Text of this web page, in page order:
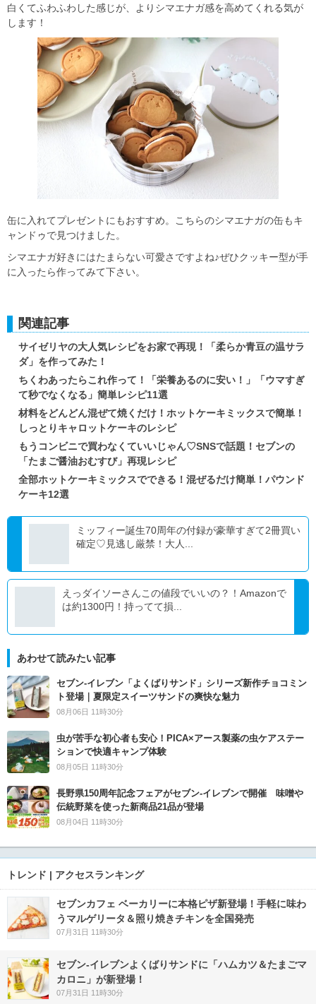
白くてふわふわした感じが、よりシマエナガ感を高めてくれる気が
します！
缶に入れてプレゼントにもおすすめ。こちらのシマエナガの缶もキ
ャンドゥで見つけました。
シマエナガ好きにはたまらない可愛さですよね♪ぜひクッキー型が手
に入ったら作ってみて下さい。
関連記事
サイゼリヤの大人気レシピをお家で再現！「柔らか青豆の温サラ
ダ」を作ってみた！
ちくわあったらこれ作って！「栄養あるのに安い！」「ウマすぎ
て秒でなくなる」簡単レシピ11選
材料をどんどん混ぜて焼くだけ！ホットケーキミックスで簡単！
しっとりキャロットケーキのレシピ
もうコンビニで買わなくていいじゃん♡SNSで話題！セブンの
「たまご醤油おむすび」再現レシピ
全部ホットケーキミックスでできる！混ぜるだけ簡単！パウンド
ケーキ12選
ミッフィー誕生70周年の付録が豪華すぎて2冊買い
確定♡見逃し厳禁！大人...
えっダイソーさんこの値段でいいの？！Amazonで
は約1300円！持ってて損...
あわせて読みたい記事
セブン‐イレブン「よくばりサンド」シリーズ新作チョコミン
ト登場｜夏限定スイーツサンドの爽快な魅力
08月06日 11時30分
虫が苦手な初心者も安心！PICA×アース製薬の虫ケアステー
ションで快適キャンプ体験
08月05日 11時30分
長野県150周年記念フェアがセブン-イレブンで開催 味噌や
伝統野菜を使った新商品21品が登場
08月04日 11時30分
トレンド | アクセスランキング
セブンカフェ ベーカリーに本格ピザ新登場！手軽に味わ
うマルゲリータ＆照り焼きチキンを全国発売
07月31日 11時30分
セブン‐イレブンよくばりサンドに「ハムカツ＆たまごマ
カロニ」が新登場！
07月31日 11時30分